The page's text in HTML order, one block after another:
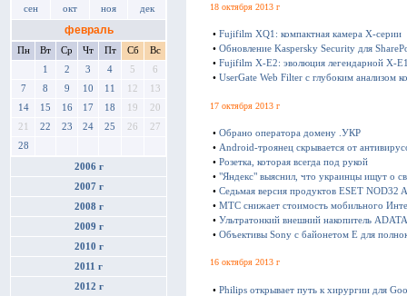
сен окт ноя дек
февраль
Пн Вт Ср Чт Пт Сб
Вс
1
2 3 4 5
6
7
8 9 10 11 12
13
14
15 16 17 18 19
20
21
22 23 24 25 26
27
28
2006 г
2007 г
2008 г
2009 г
2010 г
2011 г
2012 г
18 октября 2013 г
• Fujifilm XQ1: компактная камера Х-серии
• Обновление Kaspersky Security для
• Fujifilm X-E2: эволюция легендарной X-
• UserGate Web Filter с глубоким анализом
17 октября 2013 г
• Обрано оператора домену .УКР
• Android-троянец скрывается от
• Розетка, которая всегда под рукой
• "Яндекс" выяснил, что украинцы ищут о
• Седьмая версия продуктов ESET NOD32
• МТС снижает стоимость мобильного
• Ультратонкий внешний накопитель
• Объективы Sony с байонетом E для
16 октября 2013 г
• Philips открывает путь к хирургии для